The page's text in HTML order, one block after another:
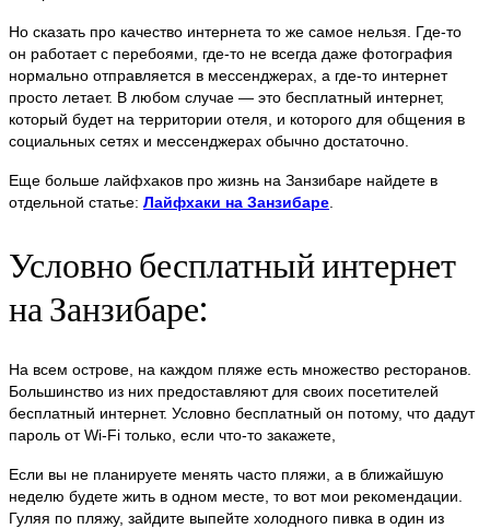
Но сказать про качество интернета то же самое нельзя. Где-то
он работает с перебоями, где-то не всегда даже фотография
нормально отправляется в мессенджерах, а где-то интернет
просто летает. В любом случае — это бесплатный интернет,
который будет на территории отеля, и которого для общения в
социальных сетях и мессенджерах обычно достаточно.
Еще больше лайфхаков про жизнь на Занзибаре найдете в
отдельной статье: Лайфхаки на Занзибаре
Условно бесплатный интернет
на Занзибаре:
На всем острове, на каждом пляже есть множество ресторанов.
Большинство из них предоставляют для своих посетителей
бесплатный интернет. Условно бесплатный он потому, что дадут
пароль от Wi-Fi только, если что-то закажете,
Если вы не планируете менять часто пляжи, а в ближайшую
неделю будете жить в одном месте, то вот мои рекомендации.
Гуляя по пляжу, зайдите выпейте холодного пивка в один из